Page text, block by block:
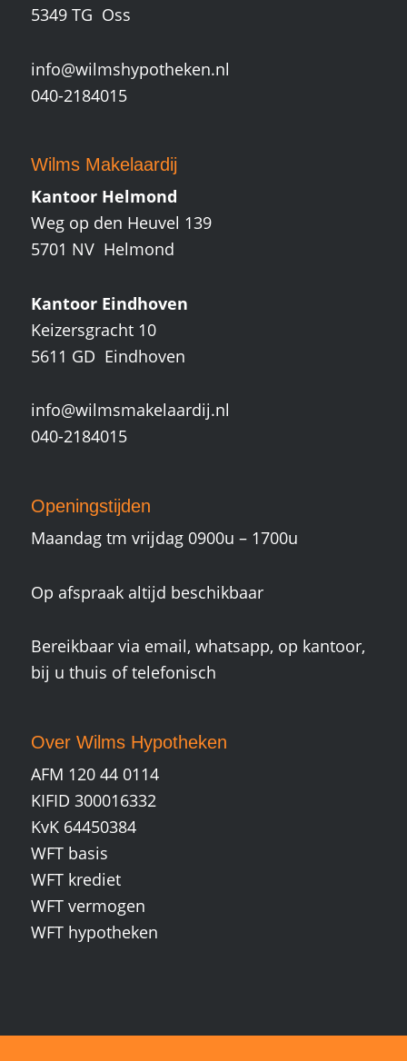
5349 TG Oss
info@wilmshypotheken.nl
040-2184015
Wilms Makelaardij
Kantoor Helmond
Weg op den Heuvel 139
5701 NV Helmond
Kantoor Eindhoven
Keizersgracht 10
5611 GD Eindhoven
info@wilmsmakelaardij.nl
040-2184015
Openingstijden
Maandag tm vrijdag 0900u – 1700u
Op afspraak altijd beschikbaar
Bereikbaar via email, whatsapp, op kantoor,
bij u thuis of telefonisch
Over Wilms Hypotheken
AFM 120 44 0114
KIFID 300016332
KvK 64450384
WFT basis
WFT krediet
WFT vermogen
WFT hypotheken